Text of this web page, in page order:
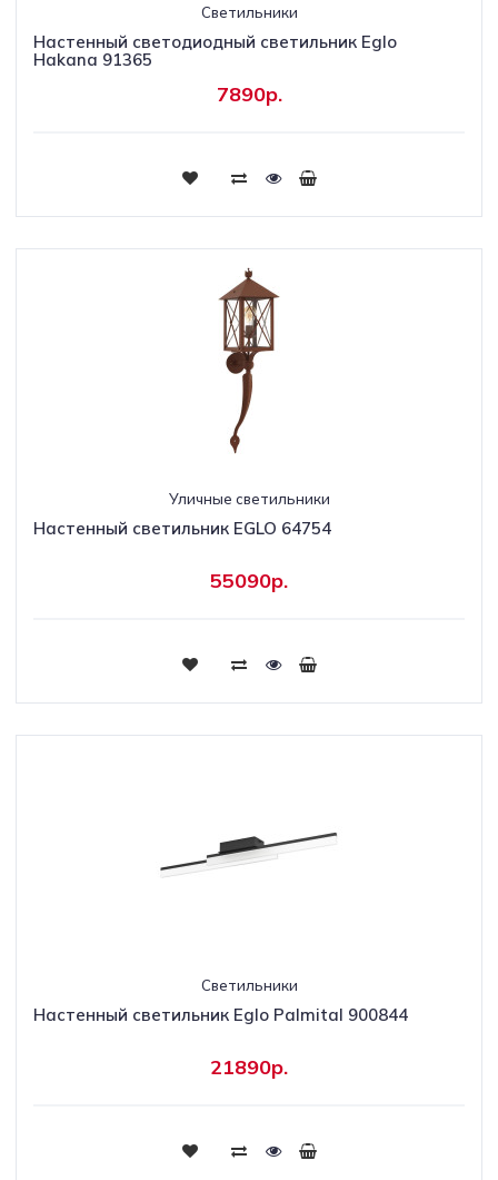
Светильники
Настенный светодиодный светильник Eglo
Hakana 91365
7890р.
Уличные светильники
Настенный светильник EGLO 64754
55090р.
Светильники
Настенный светильник Eglo Palmital 900844
21890р.